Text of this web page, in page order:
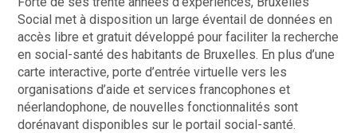
Social met à disposition un large éventail de données en
accès libre et gratuit développé pour faciliter la recherche
en social-santé des habitants de Bruxelles. En plus d’une
carte interactive, porte d’entrée virtuelle vers les
organisations d’aide et services francophones et
néerlandophone, de nouvelles fonctionnalités sont
dorénavant disponibles sur le portail social-santé.